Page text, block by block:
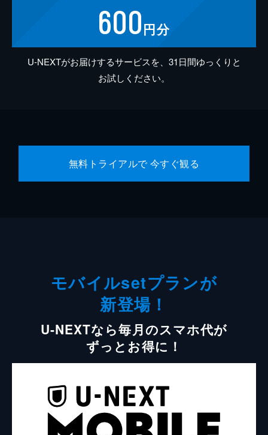
600円分
U-NEXTがお届けするサービスを、31日間ゆっくりと
お試しください。
無料トライアルで 今すぐ観る
モバイルsetプランが
新登場！
U-NEXTなら毎月のスマホ代が
ずっとお得に！